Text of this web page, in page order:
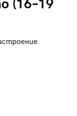
(16–19